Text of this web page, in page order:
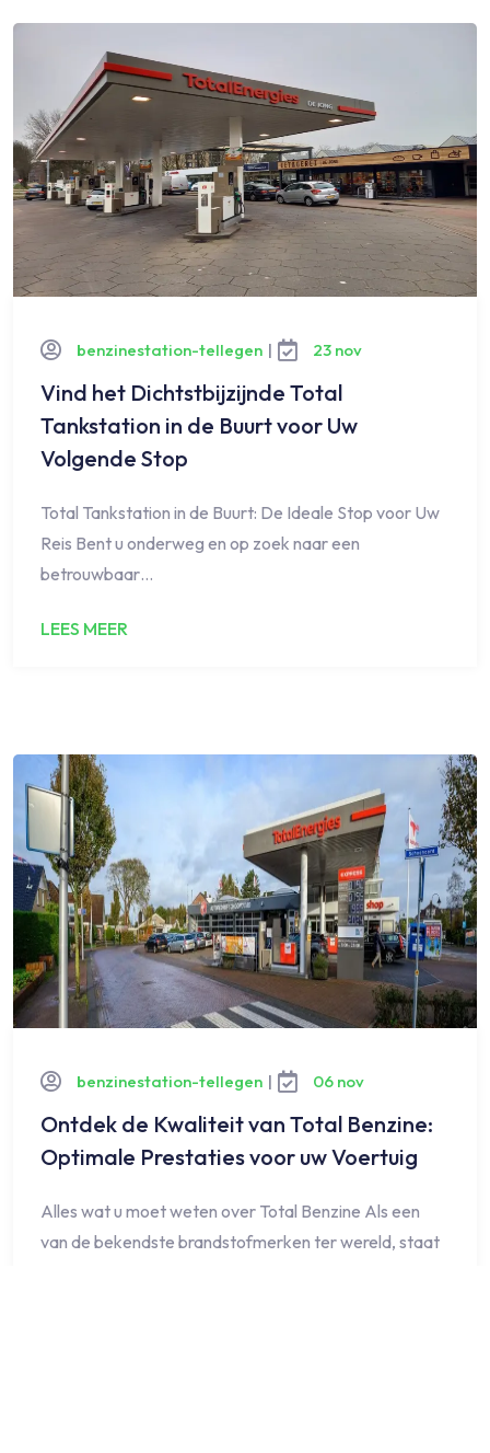
benzinestation-tellegen | 23 nov
Vind het Dichtstbijzijnde Total
Tankstation in de Buurt voor Uw
Volgende Stop
Total Tankstation in de Buurt: De Ideale Stop voor Uw
Reis Bent u onderweg en op zoek naar een
betrouwbaar…
LEES MEER
benzinestation-tellegen | 06 nov
Ontdek de Kwaliteit van Total Benzine:
Optimale Prestaties voor uw Voertuig
Alles wat u moet weten over Total Benzine Als een
van de bekendste brandstofmerken ter wereld, staat